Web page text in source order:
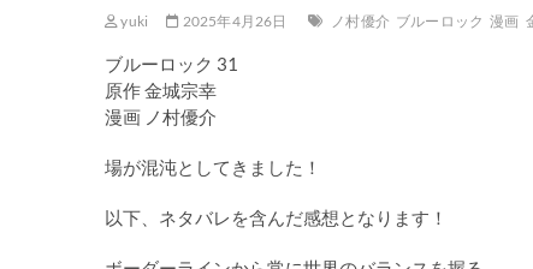
yuki 2025年4月26日 ノ村優介 ブルーロック 漫画
ブルーロック 31
原作 金城宗幸
漫画 ノ村優介
場が混沌としてきました！
以下、ネタバレを含んだ感想となります！